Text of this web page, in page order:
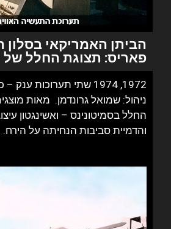
הביתן האמריקאי בסלון
פאריס: תצוגת החלל של
ניהול: שמואל גרונדמן. מאות
החלל בסמיטונינס – ואשינגטון
והדמיית סביבות הנחיתה על הירח.